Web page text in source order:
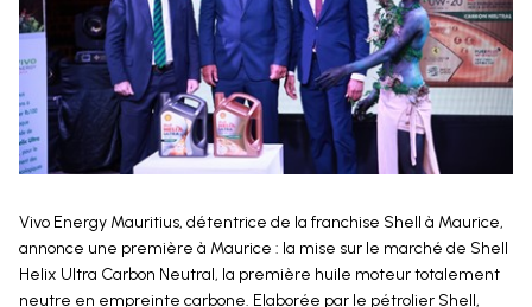
Vivo Energy Mauritius, détentrice de la franchise Shell à Maurice,
annonce une première à Maurice : la mise sur le marché de Shell
Helix Ultra Carbon Neutral, la première huile moteur totalement
neutre en empreinte carbone. Elaborée par le pétrolier Shell,